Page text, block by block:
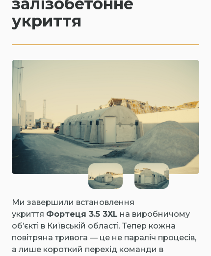
укриття
Ми завершили встановлення
укриття Фортеця 3.5 3XL на виробничому
об’єкті в Київській області. Тепер кожна
повітряна тривога — це не параліч процесів,
а лише короткий перехід команди в